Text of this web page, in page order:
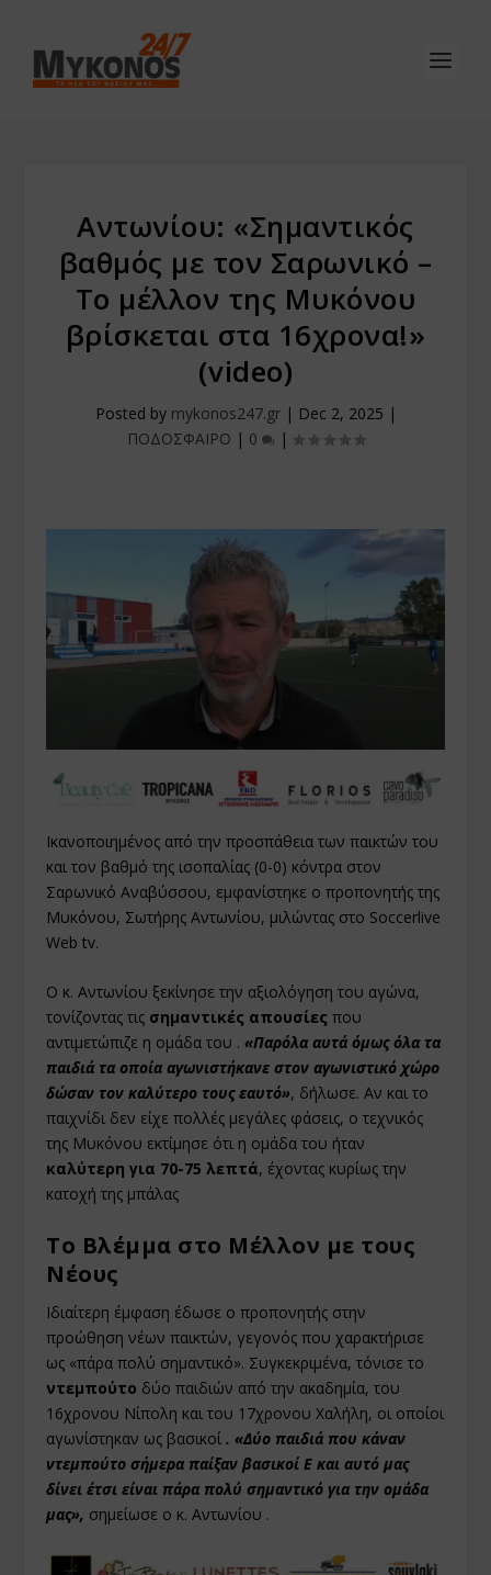
Αντωνίου: «Σημαντικός
βαθμός με τον Σαρωνικό –
Το μέλλον της Μυκόνου
βρίσκεται στα 16χρονα!»
(video)
Posted by mykonos247.gr| Dec 2, 2025 |
ΠΟΔΟΣΦΑΙΡΟ | 0 |
Ικανοποιημένος από την προσπάθεια των παικτών του
και τον βαθμό της ισοπαλίας (0-0) κόντρα στον
Σαρωνικό Αναβύσσου, εμφανίστηκε ο προπονητής της
Μυκόνου, Σωτήρης Αντωνίου, μιλώντας στο Soccerlive
Web tv.
Ο κ. Αντωνίου ξεκίνησε την αξιολόγηση του αγώνα,
τονίζοντας τις σημαντικές απουσίες που
αντιμετώπιζε η ομάδα του .«Παρόλα αυτά όμως όλα τα
παιδιά τα οποία αγωνιστήκανε στον αγωνιστικό χώρο
δώσαν τον καλύτερο τους εαυτό», δήλωσε. Αν και το
παιχνίδι δεν είχε πολλές μεγάλες φάσεις, ο τεχνικός
της Μυκόνου εκτίμησε ότι η ομάδα του ήταν
καλύτερη για 70-75 λεπτά, έχοντας κυρίως την
κατοχή της μπάλας
Το Βλέμμα στο Μέλλον με τους
Νέους
Ιδιαίτερη έμφαση έδωσε ο προπονητής στην
προώθηση νέων παικτών, γεγονός που χαρακτήρισε
ως «πάρα πολύ σημαντικό». Συγκεκριμένα, τόνισε το
ντεμπούτο δύο παιδιών από την ακαδημία, του
16χρονου Νίπολη και του 17χρονου Χαλήλη, οι οποίοι
αγωνίστηκαν ως βασικοί. «Δύο παιδιά που κάναν
ντεμπούτο σήμερα παίξαν βασικοί Ε και αυτό μας
δίνει έτσι είναι πάρα πολύ σημαντικό για την ομάδα
μας», σημείωσε ο κ. Αντωνίου .